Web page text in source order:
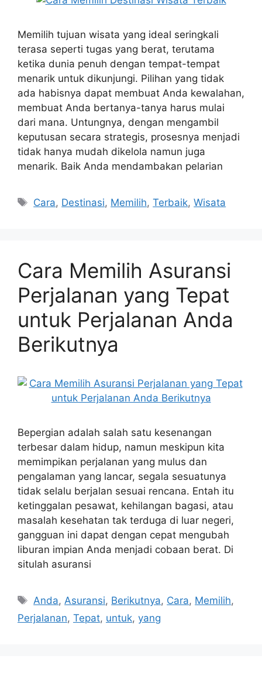
Memilih tujuan wisata yang ideal seringkali
terasa seperti tugas yang berat, terutama
ketika dunia penuh dengan tempat-tempat
menarik untuk dikunjungi. Pilihan yang tidak
ada habisnya dapat membuat Anda kewalahan,
membuat Anda bertanya-tanya harus mulai
dari mana. Untungnya, dengan mengambil
keputusan secara strategis, prosesnya menjadi
tidak hanya mudah dikelola namun juga
menarik. Baik Anda mendambakan pelarian
Tags
Cara, Destinasi, Memilih,Terbaik,Wisata
Cara Memilih Asuransi
Perjalanan yang Tepat
untuk Perjalanan Anda
Berikutnya
Bepergian adalah salah satu kesenangan
terbesar dalam hidup, namun meskipun kita
memimpikan perjalanan yang mulus dan
pengalaman yang lancar, segala sesuatunya
tidak selalu berjalan sesuai rencana. Entah itu
ketinggalan pesawat, kehilangan bagasi, atau
masalah kesehatan tak terduga di luar negeri,
gangguan ini dapat dengan cepat mengubah
liburan impian Anda menjadi cobaan berat. Di
situlah asuransi
Tags
Anda, Asuransi, Berikutnya, Cara, Memilih,
Perjalanan, Tepat, untuk, yang